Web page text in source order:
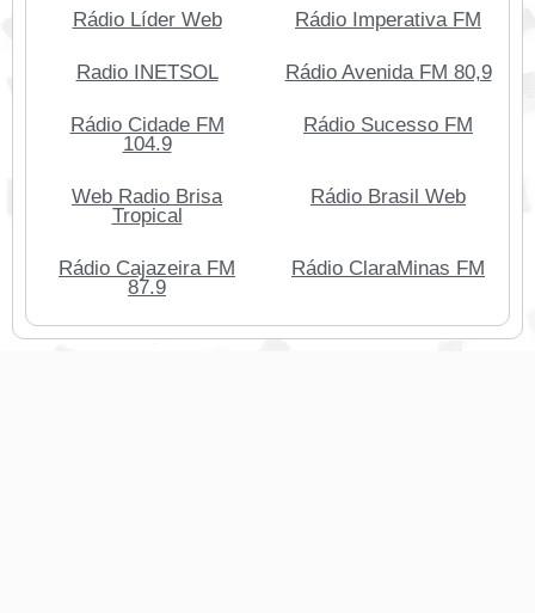
Rádio Líder Web Rádio Imperativa FM
Radio INETSOL Rádio Avenida FM 80,9
Rádio Cidade FM
104.9
Rádio Sucesso FM
Web Radio Brisa
Tropical
Rádio Brasil Web
Rádio Cajazeira FM
87.9
Rádio ClaraMinas FM